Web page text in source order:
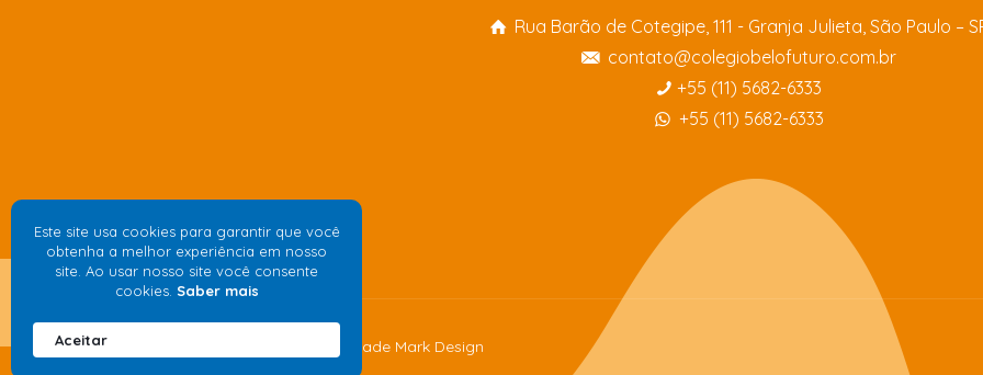
Rua Barão de Cotegipe, 111 - Granja Julieta, São Paulo –
contato@colegiobelofuturo.com.br
+55 (11) 5682-6333
+55 (11) 5682-6333
Este site usa cookies para garantir que você
obtenha a melhor experiência em nosso
site. Ao usar nosso site você consente
cookies. Saber mais
AceitarDesenvolvido pela agência de publicidade Mark Design